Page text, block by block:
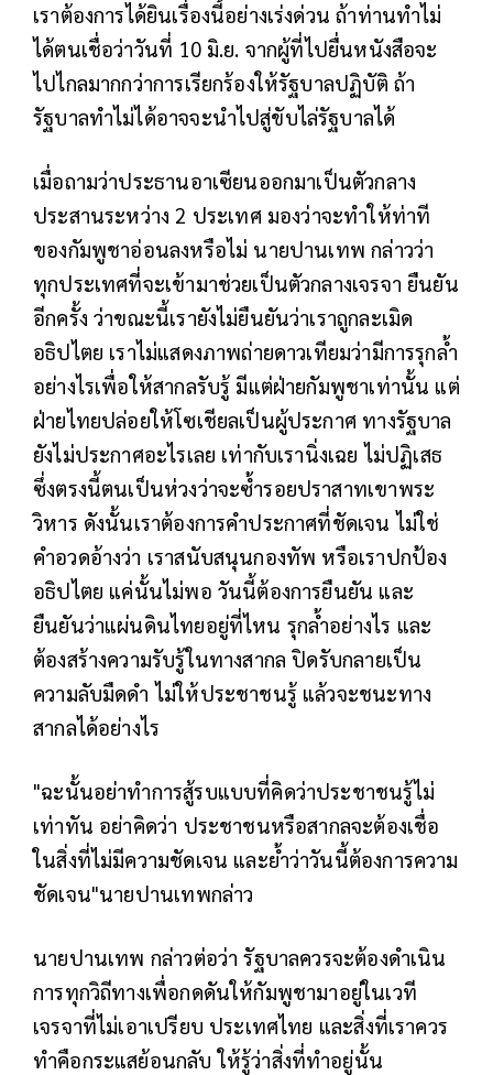
เราต้องการได้ยินเรื่องนี้อย่างเร่งด่วน ถ้าท่านทำไม่
ได้ตนเชื่อว่าวันที่ 10 มิ.ย. จากผู้ที่ไปยื่นหนังสือจะ
ไปไกลมากกว่าการเรียกร้องให้รัฐบาลปฏิบัติ ถ้า
รัฐบาลทำไม่ได้อาจจะนำไปสู่ขับไล่รัฐบาลได้
เมื่อถามว่าประธานอาเซียนออกมาเป็นตัวกลาง
ประสานระหว่าง 2 ประเทศ มองว่าจะทำให้ท่าที
ของกัมพูชาอ่อนลงหรือไม่ นายปานเทพ กล่าวว่า
ทุกประเทศที่จะเข้ามาช่วยเป็นตัวกลางเจรจา ยืนยัน
อีกครั้ง ว่าขณะนี้เรายังไม่ยืนยันว่าเราถูกละเมิด
อธิปไตย เราไม่แสดงภาพถ่ายดาวเทียมว่ามีการรุกล้ำ
อย่างไรเพื่อให้สากลรับรู้ มีแต่ฝ่ายกัมพูชาเท่านั้น แต่
ฝ่ายไทยปล่อยให้โซเชียลเป็นผู้ประกาศ ทางรัฐบาล
ยังไม่ประกาศอะไรเลย เท่ากับเรานิ่งเฉย ไม่ปฏิเสธ
ซึ่งตรงนี้ตนเป็นห่วงว่าจะซ้ำรอยปราสาทเขาพระ
วิหาร ดังนั้นเราต้องการคำประกาศที่ชัดเจน ไม่ใช่
คำอวดอ้างว่า เราสนับสนุนกองทัพ หรือเราปกป้อง
อธิปไตย แค่นั้นไม่พอ วันนี้ต้องการยืนยัน และ
ยืนยันว่าแผ่นดินไทยอยู่ที่ไหน รุกล้ำอย่างไร และ
ต้องสร้างความรับรู้ในทางสากล ปิดรับกลายเป็น
ความลับมืดดำ ไม่ให้ประชาชนรู้ แล้วจะชนะทาง
สากลได้อย่างไร
"ฉะนั้นอย่าทำการสู้รบแบบที่คิดว่าประชาชนรู้ไม่
เท่าทัน อย่าคิดว่า ประชาชนหรือสากลจะต้องเชื่อ
ในสิ่งที่ไม่มีความชัดเจน และย้ำว่าวันนี้ต้องการความ
ชัดเจน"นายปานเทพกล่าว
นายปานเทพ กล่าวต่อว่า รัฐบาลควรจะต้องดำเนิน
การทุกวิถีทางเพื่อกดดันให้กัมพูชามาอยู่ในเวที
เจรจาที่ไม่เอาเปรียบ ประเทศไทย และสิ่งที่เราควร
ทำคือกระแสย้อนกลับ ให้รู้ว่าสิ่งที่ทำอยู่นั้น